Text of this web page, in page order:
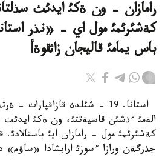
رامازان - ون ةكئ ايدئث
كةشئرئمئ مول اي - «نذر
باس يمامئ قاليجان زاثقوةأ
استانا. 19 - شئلدة
الةمئ ءذشئن قاسيةتتئ، ون ةكئ ايدئث
كةشئرئمئ مول - رامازان ايئ باستالادئ.
جذرگةن ورازا ءسوزئ ارابشادا «ساؤم»